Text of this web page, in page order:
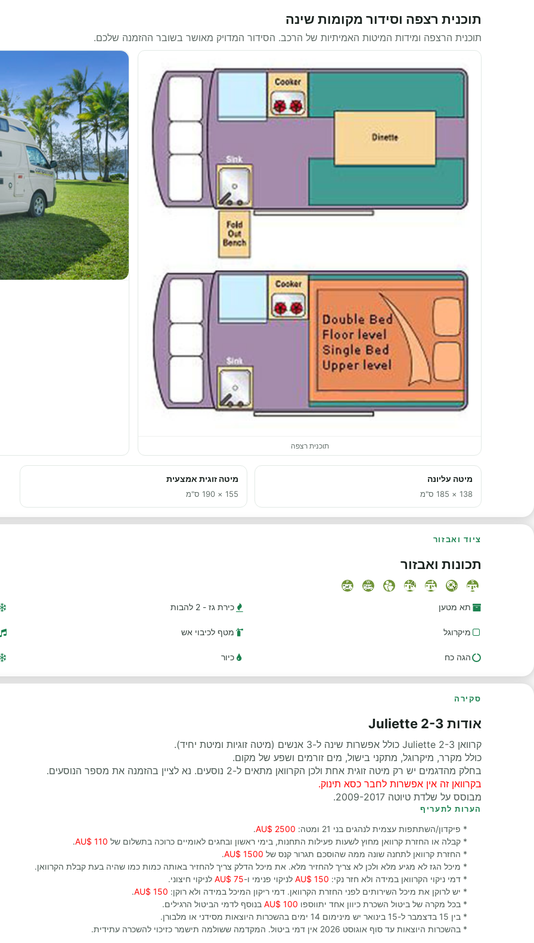
תוכנית רצפה וסידור מקומות שינה
תוכנית הרצפה ומידות המיטות האמיתיות של הרכב. הסידור המדויק מאושר בשובר ההזמנה שלכם.
תוכנית רצפה
מיטה עליונה
138 × 185 ס"מ
מיטה זוגית אמצעית
155 × 190 ס"מ
ציוד ואבזור
תכונות ואבזור
תא מטען כירת גז - 2 להבות
מיקרוגל מטף לכיבוי אש
הגה כח כיור
סקירה
אודות Juliette 2-3
קרוואן 2-3 Juliette כולל אפשרות שינה ל-3 אנשים (מיטה זוגיות ומיטת יחיד).
כולל מקרר, מיקרוגל, מתקני בישול, מים זורמים ושפע של מקום.
בחלק מהדגמים יש רק מיטה זוגית אחת ולכן הקרוואן מתאים ל-2 נוסעים. נא לציין בהזמנה את מספר הנוסעים.
בקרוואן זה אין אפשרות לחבר כסא תינוק.
מבוסס על שלדת טיוטה 2009-2017.
הערות לתעריף
* פיקדון/השתתפות עצמית לנהגים בני 21 ומטה: 2500 $AU
.
* קבלה או החזרת קרוואן מחוץ לשעות פעילות התחנות, בימי ראשון ובחגים לאומיים כרוכה בתשלום של 110 $AU
.
* החזרת קרוואן לתחנה שונה ממה שהוסכם תגרור קנס של 1500 $AU
.
* מיכל הגז לא מגיע מלא ולכן לא צריך להחזיר מלא. את מיכל הדלק צריך להחזיר באותה כמות כמו שהיה בעת קבלת הקרוואן.
* דמי ניקוי הקרוואן במידה ולא חזר נקי: 150 $AU לניקוי פנימי ו-75 $AU
לניקוי חיצוני.
* יש לרוקן את מיכל השירותים לפני החזרת הקרוואן. דמי ריקון המיכל במידה ולא רוקן: 150 $AU
.
* בכל מקרה של ביטול השכרת כיוון אחד יתווספו 100 $AU
בנוסף לדמי הביטול הרגילים.
* בין 15 בדצמבר ל-15 בינואר יש מינימום 14 ימים בהשכרות היוצאות מסידני או מלבורן.
* בהשכרות היוצאות עד סוף אוגוסט 2026 אין דמי ביטול. המקדמה ששולמה תישמר כזיכוי להשכרה עתידית.